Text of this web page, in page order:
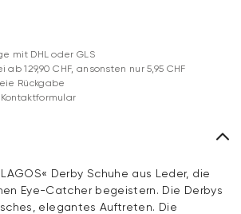
mit DHL oder GLS
129,90 CHF, ansonsten nur 5,95 CHF
Rückgabe
Derby Schuhe aus Leder, die
Eye-Catcher begeistern. Die Derbys
elegantes Auftreten. Die